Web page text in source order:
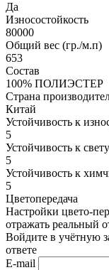
Да
Износостойкость
80000
Общий вес (гр./м.п)
653
Состав
100% ПОЛИЭСТЕР
Страна
Китай
Устойчивость к
5
Устойчивость к свету
5
Устойчивость к
5
Цветопередача
Настройки цвето-
отражать реальный
Войдите в учётную
ответе
E-mail